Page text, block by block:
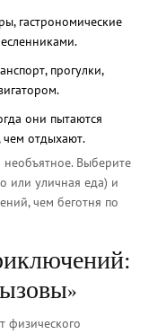
гастрономические
прогулки,
они пытаются
чем отдыхают.
необъятное. Выберите
или уличная еда) и
чем беготня по
физического